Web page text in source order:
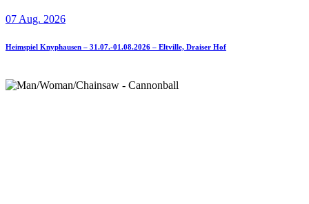
07 Aug. 2026
Heimspiel Knyphausen – 31.07.-01.08.2026 – Eltville, Draiser Hof